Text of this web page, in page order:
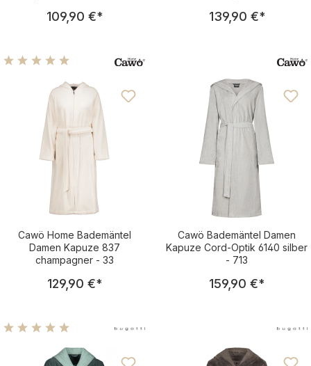
Regulärer Preis:
109,90 €* Regulärer
139,90 €*
Durchschnittliche Bewertung von 5 von 5 Sternen
Cawö Home Bademäntel
Damen Kapuze 837
champagner - 33
Regulärer Preis:
129,90 €*
Cawö Bademäntel Damen
Kapuze Cord-Optik 6140 silber
- 713
Regulärer
159,90 €*
Durchschnittliche Bewertung von 5 von 5 Sternen